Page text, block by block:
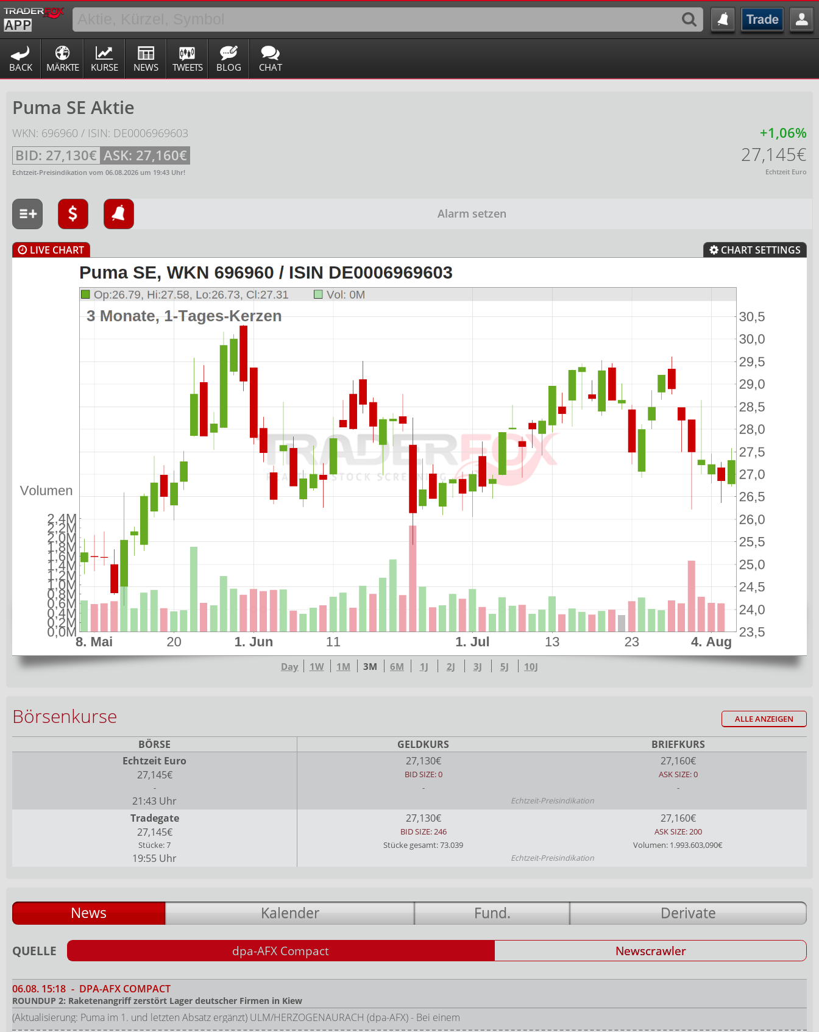
BACK MÄRKTE KURSE NEWS TWEETS BLOG CHAT
Puma SE Aktie
WKN: 696960 / ISIN: DE0006969603
BID: 27,130€ ASK: 27,160€
Echtzeit-Preisindikation vom 06.08.2026 um 19:43 Uhr!
+1,06%
27,145€
Echtzeit Euro
Alarm setzen
LIVE CHART CHART SETTINGS
Day 1W 1M 3M 6M 1J 2J 3J 5J 10J
Börsenkurse ALLE ANZEIGEN
BÖRSE GELDKURS
BRIEFKURS
Echtzeit Euro
27,130€
27,160€
27,145€
BID SIZE: 0
ASK SIZE: 0
-
- -
21:43 Uhr Echtzeit-Preisindikation
Tradegate 27,130€
27,160€
27,145€
BID SIZE: 246
ASK SIZE: 200
Stücke: 7
Stücke gesamt: 73.039 Volumen: 1.993.603,090€
19:55 Uhr Echtzeit-Preisindikation
News Kalender Fund. Derivate
QUELLE dpa-AFX Compact Newscrawler
06.08. 15:18 - DPA-AFX COMPACT
ROUNDUP 2: Raketenangriff zerstört Lager deutscher Firmen in Kiew
(Aktualisierung: Puma im 1. und letzten Absatz ergänzt) ULM/HERZOGENAURACH (dpa-AFX) - Bei einem